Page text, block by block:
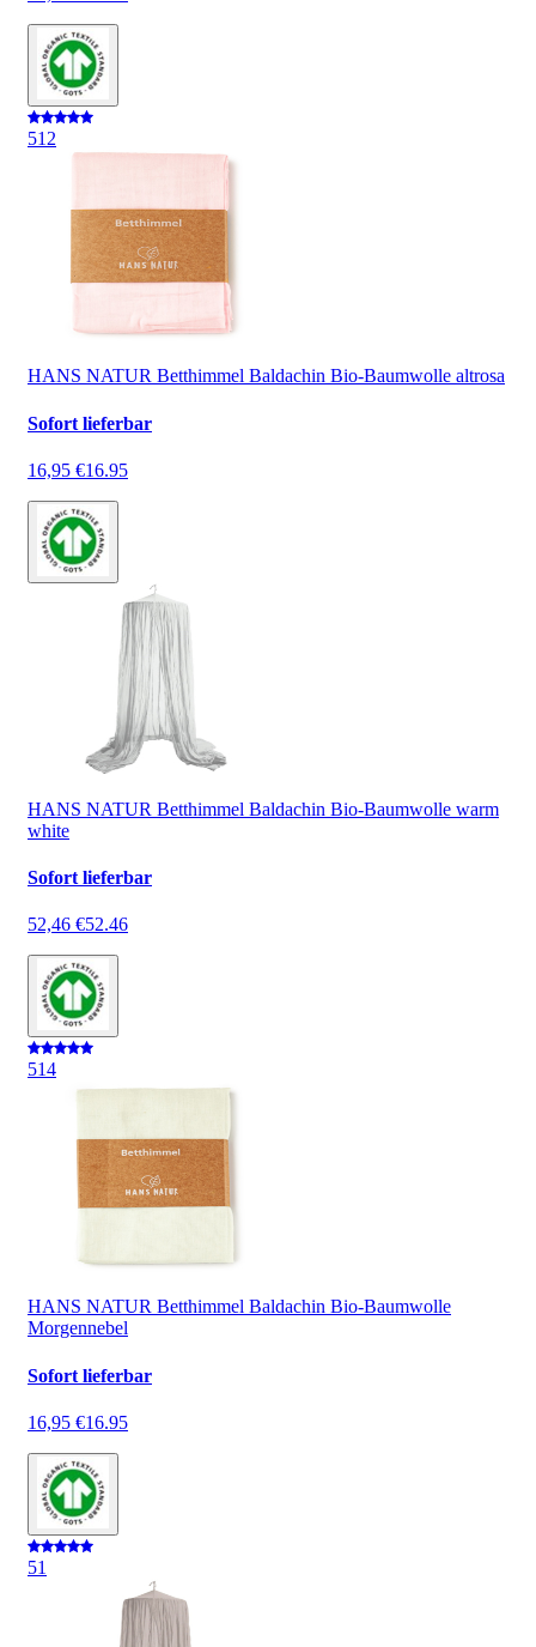
512
HANS NATUR Betthimmel Baldachin Bio-Baumwolle altrosa
Sofort lieferbar
16,95 €16.95
HANS NATUR Betthimmel Baldachin Bio-Baumwolle warm
white
Sofort lieferbar
52,46 €52.46
514
HANS NATUR Betthimmel Baldachin Bio-Baumwolle
Morgennebel
Sofort lieferbar
16,95 €16.95
51